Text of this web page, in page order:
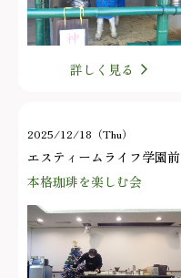
詳しく見る
2025/12/18（Thu）
エスティームライフ学園前
本格珈琲を楽しむ会